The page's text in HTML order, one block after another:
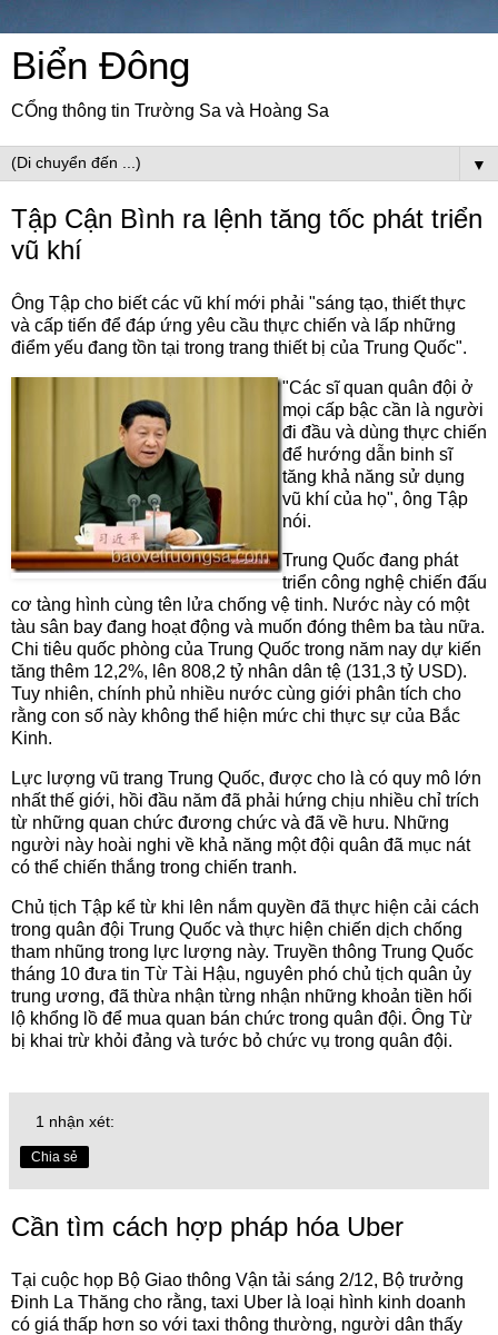
Biển Đông
CỔng thông tin Trường Sa và Hoàng Sa
▼
Tập Cận Bình ra lệnh tăng tốc phát triển
vũ khí
Ông Tập cho biết các vũ khí mới phải "sáng tạo, thiết thực
và cấp tiến để đáp ứng yêu cầu thực chiến và lấp những
điểm yếu đang tồn tại trong trang thiết bị của Trung Quốc".
"Các sĩ quan quân đội ở
mọi cấp bậc cần là người
đi đầu và dùng thực chiến
để hướng dẫn binh sĩ
tăng khả năng sử dụng
vũ khí của họ", ông Tập
nói.
Trung Quốc đang phát
triển công nghệ chiến đấu
cơ tàng hình cùng tên lửa chống vệ tinh. Nước này có một
tàu sân bay đang hoạt động và muốn đóng thêm ba tàu nữa.
Chi tiêu quốc phòng của Trung Quốc trong năm nay dự kiến
tăng thêm 12,2%, lên 808,2 tỷ nhân dân tệ (131,3 tỷ USD).
Tuy nhiên, chính phủ nhiều nước cùng giới phân tích cho
rằng con số này không thể hiện mức chi thực sự của Bắc
Kinh.
Lực lượng vũ trang Trung Quốc, được cho là có quy mô lớn
nhất thế giới, hồi đầu năm đã phải hứng chịu nhiều chỉ trích
từ những quan chức đương chức và đã về hưu. Những
người này hoài nghi về khả năng một đội quân đã mục nát
có thể chiến thắng trong chiến tranh.
Chủ tịch Tập kể từ khi lên nắm quyền đã thực hiện cải cách
trong quân đội Trung Quốc và thực hiện chiến dịch chống
tham nhũng trong lực lượng này. Truyền thông Trung Quốc
tháng 10 đưa tin Từ Tài Hậu, nguyên phó chủ tịch quân ủy
trung ương, đã thừa nhận từng nhận những khoản tiền hối
lộ khổng lồ để mua quan bán chức trong quân đội. Ông Từ
bị khai trừ khỏi đảng và tước bỏ chức vụ trong quân đội.
1 nhận xét:
Chia sẻ
Cần tìm cách hợp pháp hóa Uber
Tại cuộc họp Bộ Giao thông Vận tải sáng 2/12, Bộ trưởng
Đinh La Thăng cho rằng, taxi Uber là loại hình kinh doanh
có giá thấp hơn so với taxi thông thường, người dân thấy